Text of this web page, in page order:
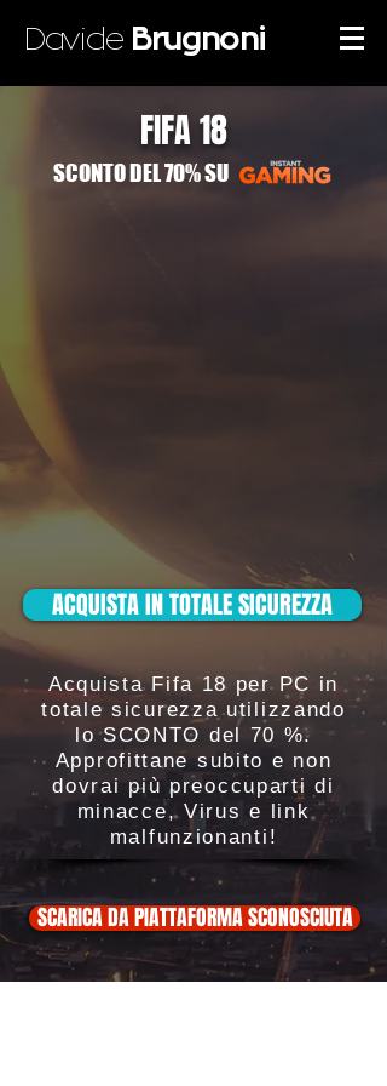
Davide Brugnoni
FIFA 18
SCONTO DEL 70% SU
ACQUISTA IN TOTALE SICUREZZA
Acquista Fifa 18 per PC in
totale sicurezza utilizzando
lo SCONTO del 70 %.
Approfittane subito e non
dovrai più preoccuparti di
minacce, Virus e link
malfunzionanti!
SCARICA DA PIATTAFORMA SCONOSCIUTA